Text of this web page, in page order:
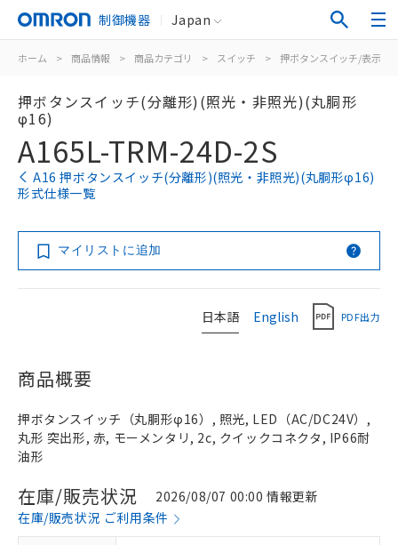
制御機器 Japan
ホーム > 商品情報 > 商品カテゴリ > スイッチ > 押ボタンスイッチ/表示灯
押ボタンスイッチ(分離形)(照光・非照光)(丸胴形
φ16)
A165L-TRM-24D-2S
A16 押ボタンスイッチ(分離形)(照光・非照光)(丸胴形φ16)
形式仕様一覧
マイリストに追加
日本語 English PDF出力
商品概要
押ボタンスイッチ（丸胴形φ16）, 照光, LED（AC/DC24V）,
丸形 突出形, 赤, モーメンタリ, 2c, クイックコネクタ, IP66耐
油形
在庫/販売状況
2026/08/07 00:00 情報更新
在庫/販売状況 ご利用条件